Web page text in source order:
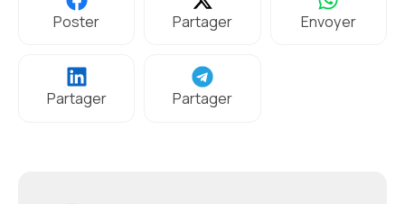
Poster Partager Envoyer
Partager Partager